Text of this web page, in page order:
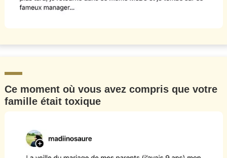
Ce moment où vous avez compris que votre
famille était toxique